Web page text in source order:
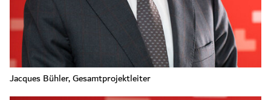
Jacques Bühler, Gesamtprojektleiter